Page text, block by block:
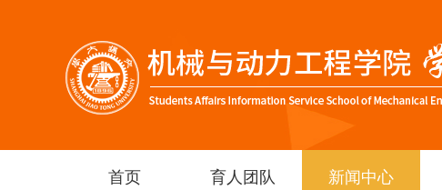
首页 育人团队 新闻中心